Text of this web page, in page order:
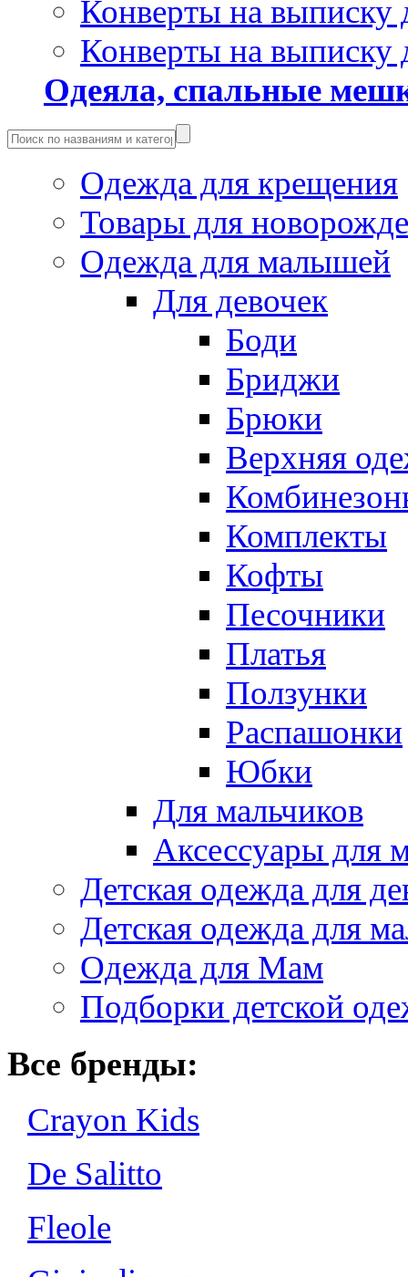
Конверты на выписку
Конверты на выписку
Одеяла, спальные
Одежда для крещения
Товары для
Одежда для малышей
Для девочек
Боди
Бриджи
Брюки
Верхняя
Комплекты
Кофты
Песочники
Платья
Ползунки
Распашонки
Юбки
Для мальчиков
Аксессуары для
Детская одежда для
Детская одежда для
Одежда для Мам
Подборки детской
Все бренды:
Crayon Kids
De Salitto
Fleole